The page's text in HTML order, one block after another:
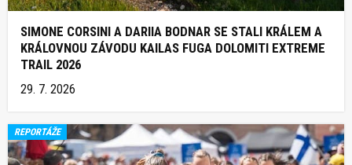
SIMONE CORSINI A DARIIA BODNAR SE STALI KRÁLEM A
KRÁLOVNOU ZÁVODU KAILAS FUGA DOLOMITI EXTREME
TRAIL 2026
29. 7. 2026
REPORTÁŽE